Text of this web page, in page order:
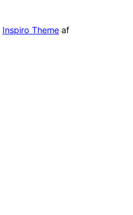
Inspiro Theme af